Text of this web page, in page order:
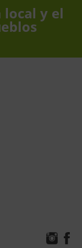
local y el